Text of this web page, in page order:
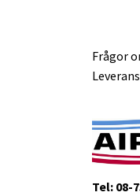
Frågor
Tel: 08-